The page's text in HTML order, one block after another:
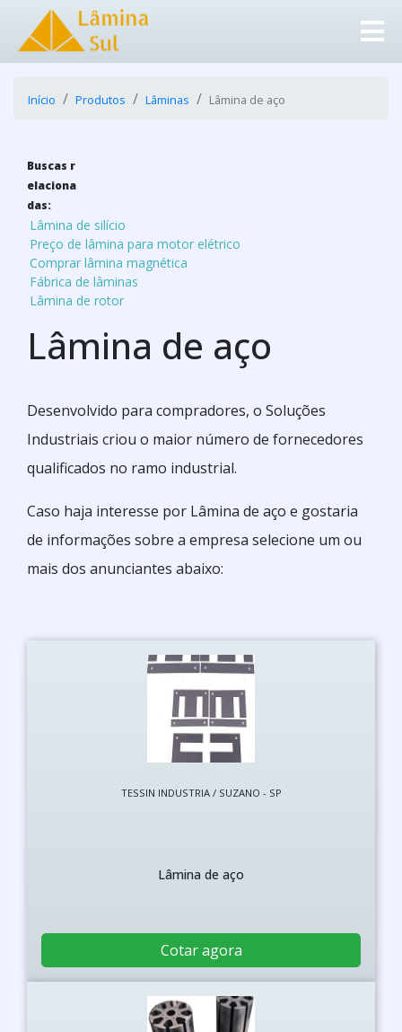
Início Produtos Lâminas Lâmina de aço
Buscas r
elaciona
das:
Lâmina de silício
Preço de lâmina para motor elétrico
Comprar lâmina magnética
Fábrica de lâminas
Lâmina de rotor
Lâmina de aço
Desenvolvido para compradores, o Soluções
Industriais criou o maior número de fornecedores
qualificados no ramo industrial.
Caso haja interesse por Lâmina de aço e gostaria
de informações sobre a empresa selecione um ou
mais dos anunciantes abaixo:
TESSIN INDUSTRIA / SUZANO - SP
Lâmina de aço
Cotar agora